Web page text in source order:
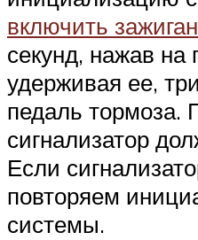
включить
секунд, нажав на
удерживая ее,
педаль тормоза.
сигнализатор
Если
повторяем
системы.